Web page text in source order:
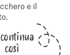
e il
così